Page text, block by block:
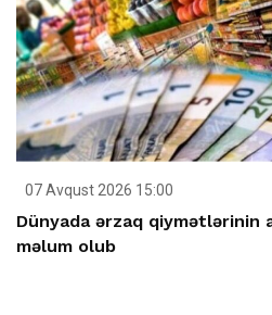
07 Avqust 2026 15:00
Dünyada ərzaq qiymətlərinin
məlum olub